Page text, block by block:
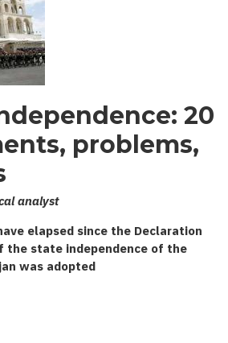
independence:
problems,
analyst
elapsed since the Declaration
the state independence of the
was adopted.